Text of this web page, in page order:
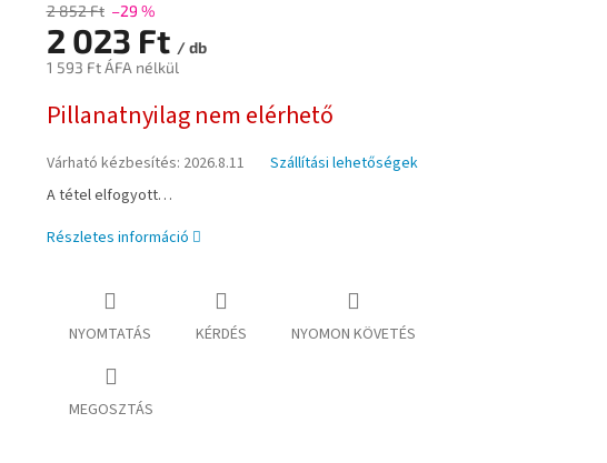
2 852 Ft –29 %
2 023 Ft / db
1 593 Ft ÁFA nélkül
Pillanatnyilag nem elérhető
Várható kézbesítés: 2026.8.11
Szállítási lehetőségek
A tétel elfogyott…
Részletes információ
NYOMTATÁS KÉRDÉS NYOMON KÖVETÉS
MEGOSZTÁS